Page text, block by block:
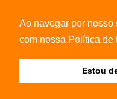
Ao navegar por nosso
com nossa Política de
Estou